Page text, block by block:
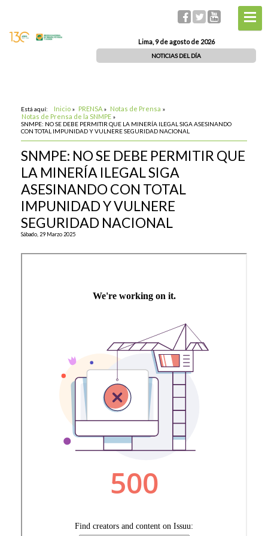
Lima, 9 de agosto de 2026
NOTICIAS DEL DÍA
Está aquí: Inicio » PRENSA » Notas de Prensa »
Notas de Prensa de la SNMPE »
SNMPE: NO SE DEBE PERMITIR QUE LA MINERÍA ILEGAL SIGA ASESINANDO
CON TOTAL IMPUNIDAD Y VULNERE SEGURIDAD NACIONAL
SNMPE: NO SE DEBE PERMITIR QUE
LA MINERÍA ILEGAL SIGA
ASESINANDO CON TOTAL
IMPUNIDAD Y VULNERE
SEGURIDAD NACIONAL
Sábado, 29 Marzo 2025